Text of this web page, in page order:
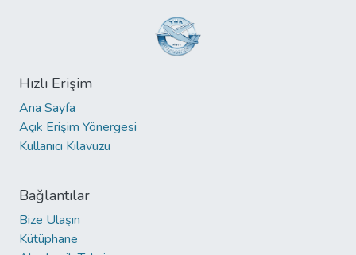
Hızlı Erişim
Ana Sayfa
Açık Erişim Yönergesi
Kullanıcı Kılavuzu
Bağlantılar
Bize Ulaşın
Kütüphane